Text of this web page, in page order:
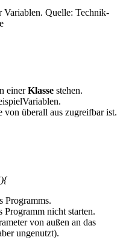
Variablen. Quelle: Technik-
einerKlasse stehen.
von überall aus zugreifbar ist.
Programms.
Programm nicht starten.
von außen an das
ungenutzt).